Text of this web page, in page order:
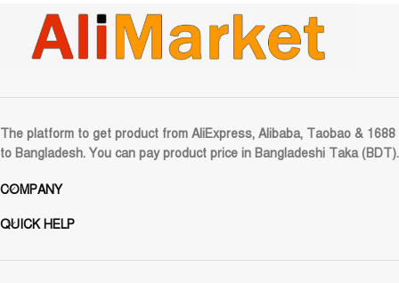
The platform to get product from AliExpress, Alibaba, Taobao & 1688
to Bangladesh. You can pay product price in Bangladeshi Taka (BDT).
COMPANY
QUICK HELP